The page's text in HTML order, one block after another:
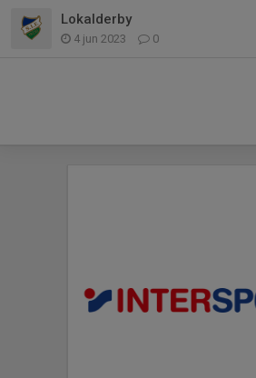
Lokalderby
4 jun 2023 0